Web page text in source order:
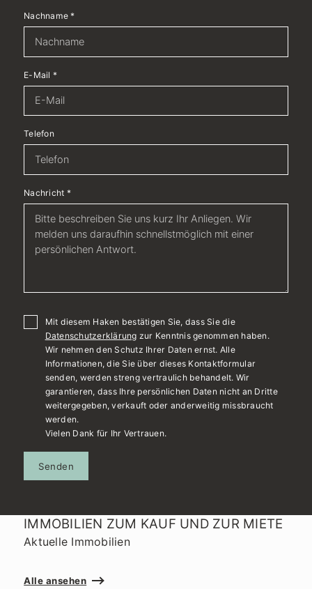
Nachname*
E-Mail *
Telefon
Nachricht *
Mit diesem Haken bestätigen Sie, dass Sie die
Datenschutzerklärung zur Kenntnis genommen haben.
Wir nehmen den Schutz Ihrer Daten ernst. Alle
Informationen, die Sie über dieses Kontaktformular
senden, werden streng vertraulich behandelt. Wir
garantieren, dass Ihre persönlichen Daten nicht an Dritte
weitergegeben, verkauft oder anderweitig missbraucht
werden.
Vielen Dank für Ihr Vertrauen.
Senden
IMMOBILIEN ZUM KAUF UND ZUR MIETE
Aktuelle Immobilien
Alle ansehen